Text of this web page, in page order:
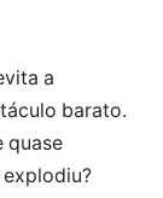
a
barato.
quase